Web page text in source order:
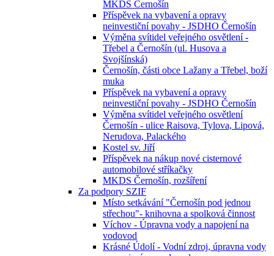
MKDS Černošín
Příspěvek na vybavení a opravy
neinvestiční povahy - JSDHO Černošín
Výměna svítidel veřejného osvětlení -
Třebel a Černošín (ul. Husova a
Svojšínská)
Černošín, části obce Lažany a Třebel, boží
muka
Příspěvek na vybavení a opravy
neinvestiční povahy - JSDHO Černošín
Výměna svítidel veřejného osvětlení
Černošín - ulice Raisova, Tylova, Lipová,
Nerudova, Palackého
Kostel sv. Jiří
Příspěvek na nákup nové cisternové
automobilové stříkačky
MKDS Černošín, rozšíření
Za podpory SZIF
Místo setkávání "Černošín pod jednou
střechou"- knihovna a spolková činnost
Víchov - Úpravna vody a napojení na
vodovod
Krásné Údolí - Vodní zdroj, úpravna vody